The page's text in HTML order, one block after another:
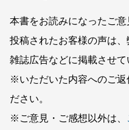
本書をお読みになったご意
投稿されたお客様の声は
雑誌広告などに掲載させて
※いただいた内容へのご返
ださい。
※ご意見・ご感想以外は、